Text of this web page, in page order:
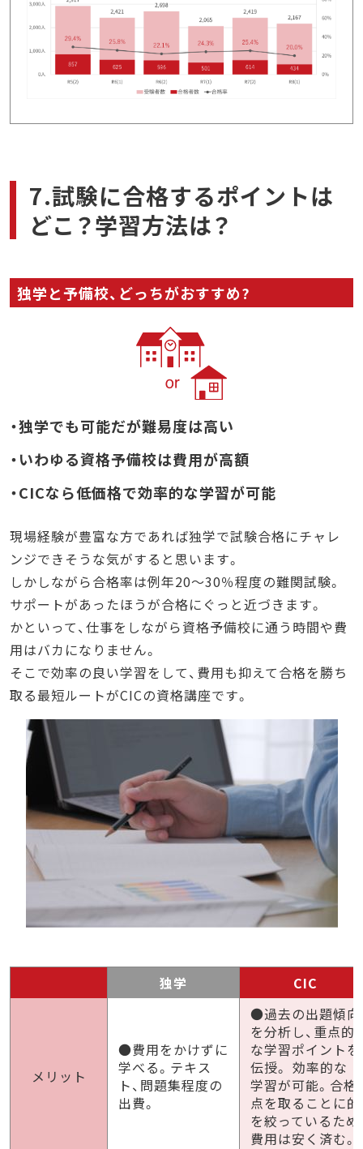
7.試験に合格するポイントは
どこ？学習方法は？
独学と予備校、どっちがおすすめ?
・独学でも可能だが難易度は高い
・いわゆる資格予備校は費用が高額
・CICなら低価格で効率的な学習が可能
現場経験が豊富な方であれば独学で試験合格にチャレ
ンジできそうな気がすると思います。
しかしながら合格率は例年20～30％程度の難関試験。
サポートがあったほうが合格にぐっと近づきます。
かといって、仕事をしながら資格予備校に通う時間や費
用はバカになりません。
そこで効率の良い学習をして、費用も抑えて合格を勝ち
取る最短ルートがCICの資格講座です。
独学 CIC
メリット
●費用をかけずに
学べる。テキス
ト、問題集程度の
出費。
●過去の出題傾向
を分析し、重点的
な学習ポイントを
伝授。 効率的な
学習が可能。合格
点を取ることに的
を絞っているため
費用は安く済む。